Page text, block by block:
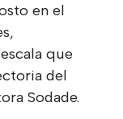
en el
que
del
Sodade.